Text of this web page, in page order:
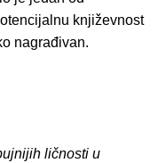
književnost
nagrađivan.
ličnosti u